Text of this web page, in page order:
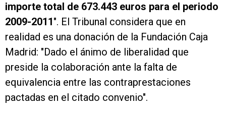
importe total de 673.443 euros para el periodo
2009-2011". El Tribunal considera que en
realidad es una donación de la Fundación Caja
Madrid: "Dado el ánimo de liberalidad que
preside la colaboración ante la falta de
equivalencia entre las contraprestaciones
pactadas en el citado convenio".